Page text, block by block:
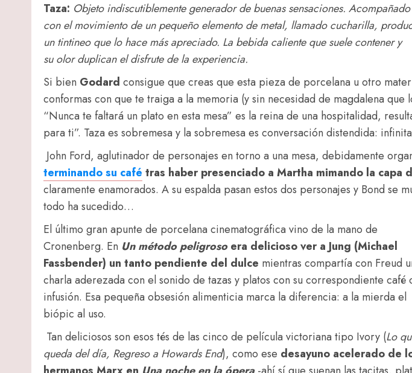
Taza: Objeto indiscutiblemente generador de buenas sensaciones. Acompañado
con el movimiento de un pequeño elemento de metal, llamado cucharilla,
un tintineo que lo hace más apreciado. La bebida caliente que suele contener y
su olor duplican el disfrute de la experiencia.
Si bien Godard consigue que creas que esta pieza de porcelana u otro
conformas con que te traiga a la memoria (y sin necesidad de magdalena
“Nunca te faltará un plato en esta mesa” es la reina de una hospitalidad,
para ti”. Taza es sobremesa y la sobremesa es conversación distendida:
John Ford, aglutinador de personajes en torno a una mesa, debidamente
terminando su café tras haber presenciado a Martha mimando la capa
claramente enamorados. A su espalda pasan estos dos personajes y Bond se
todo ha sucedido…
El último gran apunte de porcelana cinematográfica vino de la mano de
Cronenberg. En Un método peligrosoera delicioso ver a Jung (Michael
Fassbender) un tanto pendiente del dulce mientras compartía con Freud
charla aderezada con el sonido de tazas y platos con su correspondiente café
infusión. Esa pequeña obsesión alimenticia marca la diferencia: a la mierda el
biópic al uso.
Tan deliciosos son esos tés de las cinco de película victoriana tipo Ivory (Lo
queda del día, Regreso a Howards End), como ese desayuno acelerado de